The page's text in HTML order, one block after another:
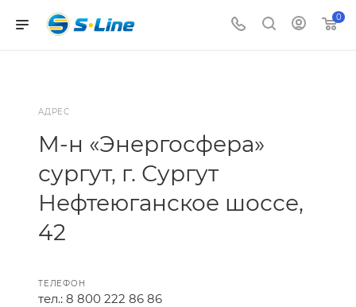
0
АДРЕС
М-н «Энергосфера»
сургут, г. Сургут
Нефтеюганское шоссе,
42
ТЕЛЕФОН
тел.: 8 800 222 86 86